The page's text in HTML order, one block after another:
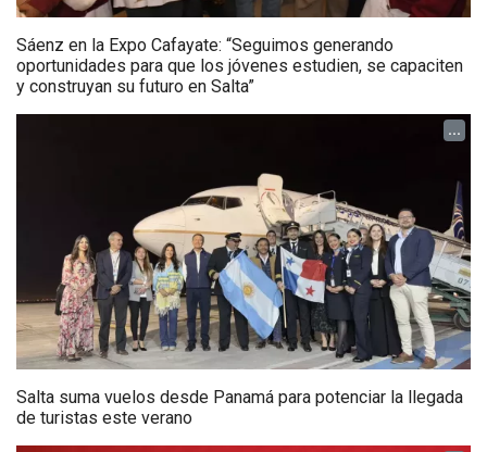
Sáenz en la Expo Cafayate: “Seguimos generando
oportunidades para que los jóvenes estudien, se capaciten
y construyan su futuro en Salta”
...
Salta suma vuelos desde Panamá para potenciar la llegada
de turistas este verano